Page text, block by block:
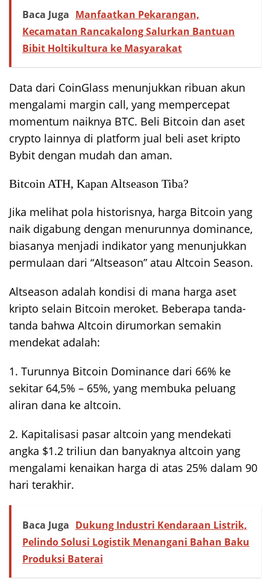
Baca Juga Manfaatkan Pekarangan,
Kecamatan Rancakalong Salurkan Bantuan
Bibit Holtikultura ke Masyarakat
Data dari CoinGlass menunjukkan ribuan akun
mengalami margin call, yang mempercepat
momentum naiknya BTC. Beli Bitcoin dan aset
crypto lainnya di platform jual beli aset kripto
Bybit dengan mudah dan aman.
Bitcoin ATH, Kapan Altseason Tiba?
Jika melihat pola historisnya, harga Bitcoin yang
naik digabung dengan menurunnya dominance,
biasanya menjadi indikator yang menunjukkan
permulaan dari “Altseason” atau Altcoin Season.
Altseason adalah kondisi di mana harga aset
kripto selain Bitcoin meroket. Beberapa tanda-
tanda bahwa Altcoin dirumorkan semakin
mendekat adalah:
1. Turunnya Bitcoin Dominance dari 66% ke
sekitar 64,5% – 65%, yang membuka peluang
aliran dana ke altcoin.
2. Kapitalisasi pasar altcoin yang mendekati
angka $1.2 triliun dan banyaknya altcoin yang
mengalami kenaikan harga di atas 25% dalam 90
hari terakhir.
Baca Juga Dukung Industri Kendaraan Listrik,
Pelindo Solusi Logistik Menangani Bahan Baku
Produksi Baterai